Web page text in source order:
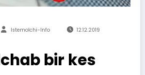
Istemolchi-Info 12.12.2019
bir kes